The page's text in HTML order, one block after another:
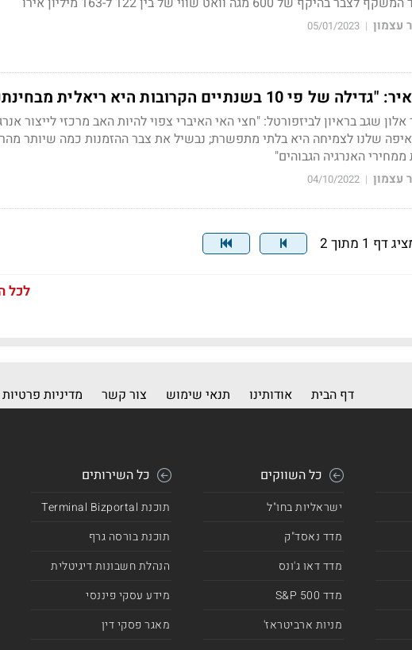
עצמון |
05/01/2023
10 בשנתיים הקרובות היא ריאלית מבחינתנו"
שגב בראיון לביזפורטל: "חצי האי האיברי צפוי להיות האב מרכזי לייצור
שלנו לצמיחה היא בלתי מתפשרת; נבשיל את צבר ההזמנות כמה שיותר
ממחירי האנרגיה הגבוהים"
עצמון |
04/10/2022
דף 1 מתוך 2
לכל
דף הבית אודותינו תנאי שימוש צור קשר מדיניות פרטיות
כל השווקים
ישראליות בחו"ל
מדד נאסד"ק
מדד דאו ג'ונס
מדד 500 S&P
מניות ארביטראז'
כל השירותים
תוכנת Terminal Bizportal
תוכנת בורסה גרף
הנהלת חשבונות דיגיטלית
מידע עסקי פיננסי
מאגר פסקי דין